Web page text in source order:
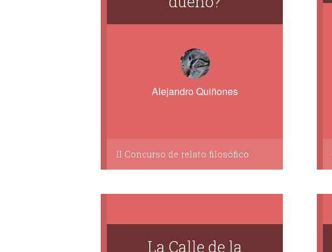
Alejandro Quiñones
II Concurso de relato filosófico
La Calle de la